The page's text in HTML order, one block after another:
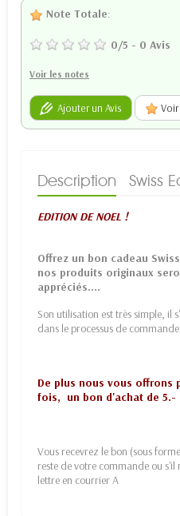
Note Totale:
0/5 - 0 Avis
Voir les notes
Ajouter un Avis Voir
Description Swiss
EDITION DE NOEL !
Offrez un bon cadeau
nos produits originaux
appréciés ....
Son utilisation est très simple, il
dans le processus de commande.
De plus nous vous
fois, un bon d'achat de 5.-
Vous recevrez le bon (sous
reste de votre commande ou
lettre en courrier A